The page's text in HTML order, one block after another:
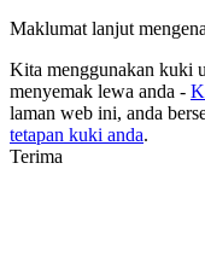
Maklumat lanjut
Kita menggunakan kuki
menyemak lewa anda -
laman web ini, anda
tetapan kuki anda.
Terima